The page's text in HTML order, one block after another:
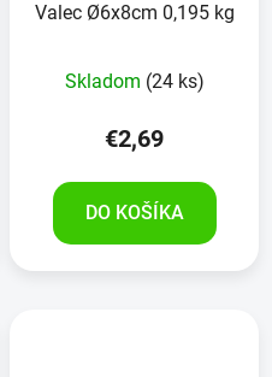
Valec Ø6x8cm 0,195 kg
Skladom (24 ks)
€2,69
DO KOŠÍKA